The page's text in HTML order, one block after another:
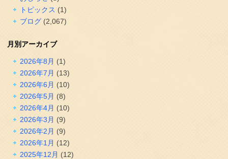
トピックス (1)
ブログ(2,067)
月別アーカイブ
2026年8月 (1)
2026年7月 (13)
2026年6月 (10)
2026年5月 (8)
2026年4月 (10)
2026年3月 (9)
2026年2月 (9)
2026年1月 (12)
2025年12月 (12)